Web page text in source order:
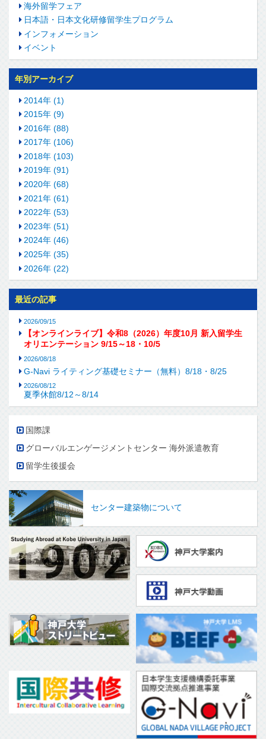
海外留学フェア
日本語・日本文化研修留学生プログラム
インフォメーション
イベント
年別アーカイブ
2014年 (1)
2015年 (9)
2016年 (88)
2017年 (106)
2018年 (103)
2019年 (91)
2020年 (68)
2021年 (61)
2022年 (53)
2023年 (51)
2024年 (46)
2025年 (35)
2026年 (22)
最近の記事
2026/09/15
【オンラインライブ】令和8（2026）年度10月 新入留学生
オリエンテーション 9/15～18・10/5
2026/08/18
G-Navi ライティング基礎セミナー（無料）8/18・8/25
2026/08/12
夏季休館8/12～8/14
国際課
グローバルエンゲージメントセンター 海外派遣教育
留学生後援会
センター建築物について